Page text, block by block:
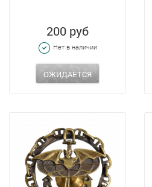
200 руб
Нет в наличии
ОЖИДАЕТСЯ